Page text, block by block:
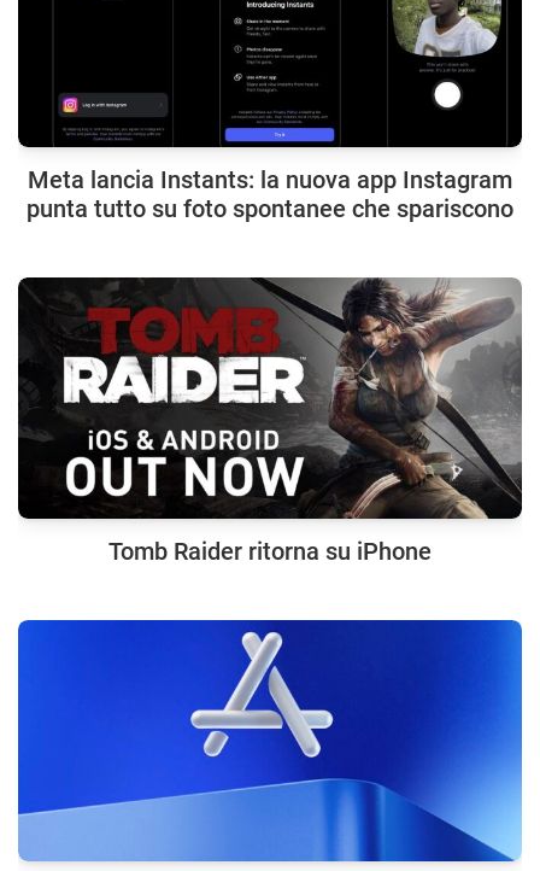
Meta lancia Instants: la nuova app Instagram
punta tutto su foto spontanee che spariscono
Tomb Raider ritorna su iPhone